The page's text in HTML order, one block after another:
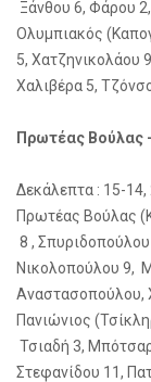
Ξάνθου 6, Φάρου
Ολυμπιακός
5, Χατζηνικολάου
Χαλιβέρα 5,
Πρωτέας Βούλας
Δεκάλεπτα : 15-
Πρωτέας Βούλας
8 ,
Νικολοπούλου 9,
Αναστασοπούλου,
Πανιώνιος
Τσιαδή 3,
Στεφανίδου 11,